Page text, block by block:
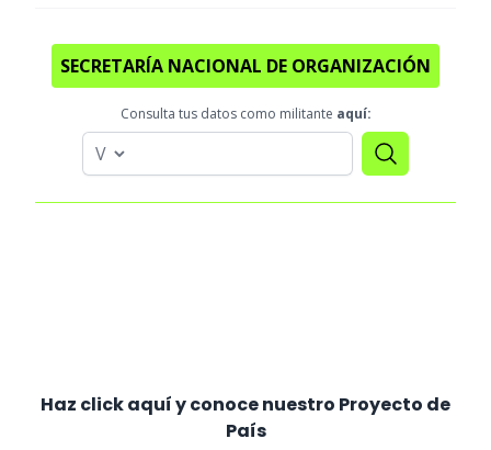
SECRETARÍA NACIONAL DE ORGANIZACIÓN
Consulta tus datos como militante aquí:
Haz click aquí y conoce nuestro Proyecto de
País